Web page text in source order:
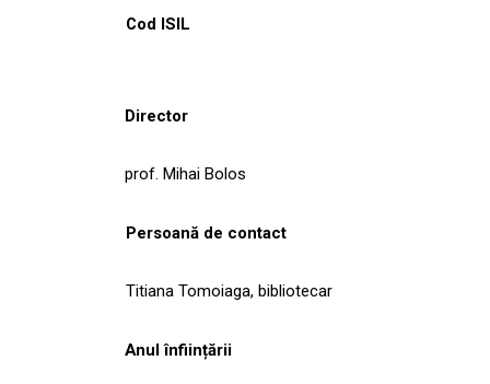
Cod ISIL
Director
prof. Mihai Bolos
Persoană de contact
Titiana Tomoiaga, bibliotecar
Anul înființării